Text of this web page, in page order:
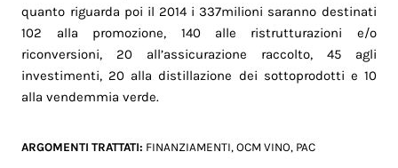
quanto riguarda poi il 2014 i 337milioni saranno destinati
102 alla promozione, 140 alle ristrutturazioni e/o
riconversioni, 20 all’assicurazione raccolto, 45 agli
investimenti, 20 alla distillazione dei sottoprodotti e 10
alla vendemmia verde.
ARGOMENTI TRATTATI: FINANZIAMENTI,OCM VINO, PAC